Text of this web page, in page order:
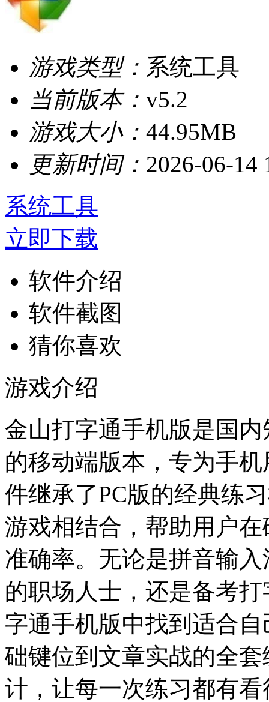
游戏类型： 系统工具
当前版本： v5.2
游戏大小： 44.95MB
更新时间： 2026-06-14
系统工具
立即下载
软件介绍
软件截图
猜你喜欢
游戏介绍
金山打字通手机版是国
的移动端版本，专为手
件继承了PC版的经典练
游戏相结合，帮助用户
准确率。无论是拼音输
的职场人士，还是备考
字通手机版中找到适合
础键位到文章实战的全
计，让每一次练习都有